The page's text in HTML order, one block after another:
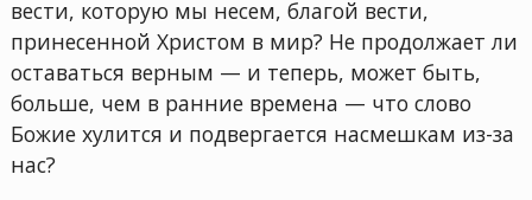
вести, которую мы несем, благой вести,
принесенной Христом в мир? Не продолжает ли
оставаться верным — и теперь, может быть,
больше, чем в ранние времена — что слово
Божие хулится и подвергается насмешкам из-за
нас?